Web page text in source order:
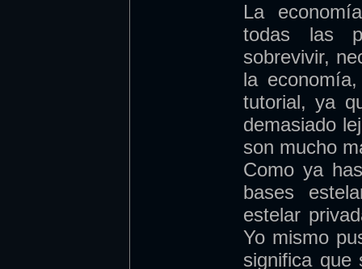
La
todas las
sobrevivir,
la
tutorial, ya
demasiado
son mucho
Como ya
bases
estelar
Yo mismo
significa que